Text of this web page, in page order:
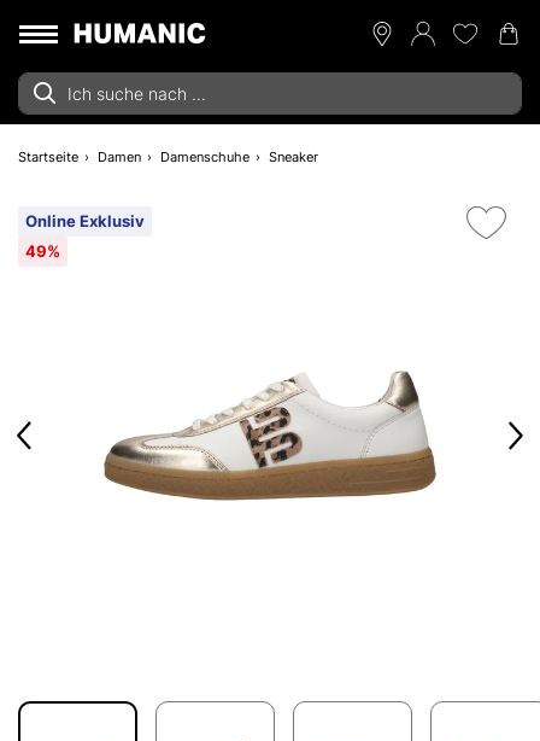
Startseite Damen Damenschuhe Sneaker
Online Exklusiv
49%